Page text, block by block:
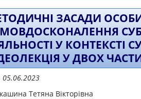
ЗАСАДИ
У КОНТЕКСТІ
У ДВОХ
05.06.2023
Тетяна Вікторівна